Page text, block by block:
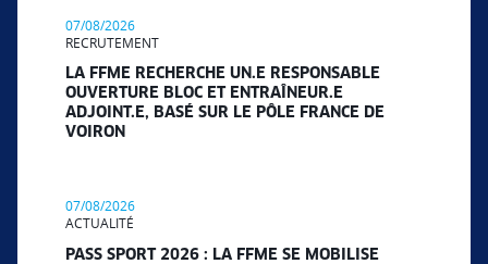
07/08/2026
RECRUTEMENT
LA FFME RECHERCHE UN.E RESPONSABLE
OUVERTURE BLOC ET ENTRAÎNEUR.E
ADJOINT.E, BASÉ SUR LE PÔLE FRANCE DE
VOIRON
07/08/2026
ACTUALITÉ
PASS SPORT 2026 : LA FFME SE MOBILISE